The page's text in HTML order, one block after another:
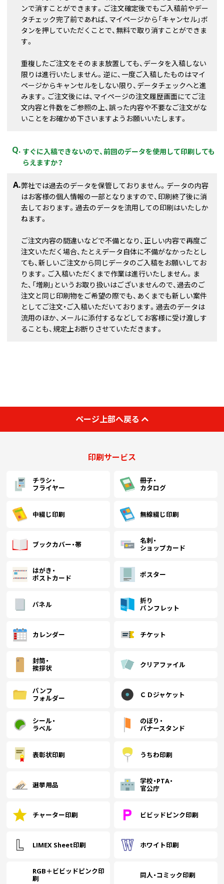
ンで消すことができます。ご注文確定後でもご入稿前やデー
タチェック完了前であれば、マイページから「キャンセル」ボ
タンを押していただくことで、無料で取り消すことができま
す。
重複したご注文をそのまま放置しても、データを入稿しない
限りは進行いたしません。逆に、一度ご入稿したものはマイ
ページからキャンセルをしない限り、データチェックへと進
みます。ご注文後には、マイページの注文履歴画面にてご注
文内容と件数をご参照の上、誤った内容や不要なご注文がな
いことをお確かめ下さいますようお願いいたします。
すぐに入稿できないので、前回のデータを使用して印刷しても
らえますか？
弊社では過去のデータを保管しておりません。データの内容
はお客様の個人情報の一部となりますので、印刷終了後に消
去しております。過去のデータを流用しての印刷はいたしか
ねます。
ご注文内容の間違いなどで不備となり、正しい内容で再度ご
注文いただく場合、たとえデータ自体に不備がなかったとし
ても、新しいご注文から同じデータのご入稿をお願いしてお
ります。ご入稿いただくまで作業は進行いたしません。ま
た、「増刷」というお取り扱いはございませんので、過去のご
注文と同じ印刷物をご希望の際でも、あくまでも新しい案件
としてご注文・ご入稿いただいております。過去のデータは
流用のほか、メールに添付するなどしてお客様に受け渡しす
ることも、規定上お断りさせていただきます。
ページ上部へ戻る
印刷サービス
チラシ・
フライヤー
冊子・
カタログ
中綴じ印刷 無線綴じ印刷
ブックカバー・帯
名刺・
ショップカード
はがき・
ポストカード
ポスター
パネル
折り
パンフレット
カレンダー チケット
封筒・
挨拶状
クリアファイル
パンフ
フォルダー
ＣＤジャケット
シール・
ラベル
のぼり・
バナースタンド
表彰状印刷 うちわ印刷
選挙用品
学校・PTA・
官公庁
チャーター印刷 ビビッドピンク印刷
LIMEX Sheet印刷 ホワイト印刷
RGB＋ビビッドピンク印
刷
同人・コミック印刷